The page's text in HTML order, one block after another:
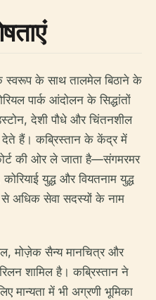
स्वरूप के साथ तालमेल बिठाने के
पार्क आंदोलन के सिद्धांतों
देशी पौधे और चिंतनशील
देते हैं। कब्रिस्तान के केंद्र में
की ओर ले जाता है—संगमरमर
कोरियाई युद्ध और वियतनाम युद्ध
अधिक सेवा सदस्यों के नाम
मोज़ेक सैन्य मानचित्र और
शामिल है। कब्रिस्तान ने
मान्यता में भी अग्रणी भूमिका